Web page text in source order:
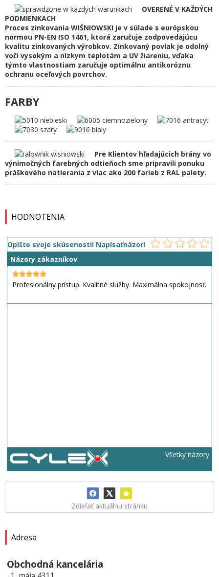
Adresa
Obchodná kancelária
HODNOTENIA
Opíšte svoje skúsenosti! Napísaťnázor!
Názory zákazníkov
Profesionálny prístup. Kvalitné služby. Maximálna spokojnosť.
Všetky názory
Zdieľať aktuálnu stránku
OVERENÉ V KAŽDÝCH
PODMIENKACH
Proces zinkovania WIŚNIOWSKI je v súlade s európskou
normou PN-EN ISO 1461, ktorá zaručuje zodpovedajúcu
kvalitu zinkovaných výrobkov. Zinkovaný povlak je odolný
voči vysokým a nízkym teplotám a UV žiareniu, vďaka
týmto vlastnostiam zaručuje optimálnu antikoróznu
ochranu oceľových povrchov.
FARBY
Pre Klientov hľadajúcich brány vo
výnimočných farebných odtieňoch sme pripravili ponuku
práškového natierania z viac ako 200 farieb z RAL palety.